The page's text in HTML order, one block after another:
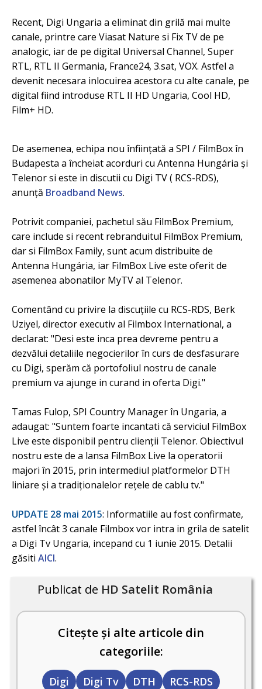
Recent, Digi Ungaria a eliminat din grilă mai multe
canale, printre care Viasat Nature si Fix TV de pe
analogic, iar de pe digital Universal Channel, Super
RTL, RTL II Germania, France24, 3.sat, VOX. Astfel a
devenit necesara inlocuirea acestora cu alte canale, pe
digital fiind introduse RTL II HD Ungaria, Cool HD,
Film+ HD.
De asemenea, echipa nou înființată a SPI / FilmBox în
Budapesta a încheiat acorduri cu Antenna Hungária și
Telenor si este in discutii cu Digi TV ( RCS-RDS),
anunță Broadband News.
Potrivit companiei, pachetul său FilmBox Premium,
care include si recent rebranduitul FilmBox Premium,
dar si FilmBox Family, sunt acum distribuite de
Antenna Hungária, iar FilmBox Live este oferit de
asemenea abonatilor MyTV al Telenor.
Comentând cu privire la discuțiile cu RCS-RDS, Berk
Uziyel, director executiv al Filmbox International, a
declarat: "Desi este inca prea devreme pentru a
dezvălui detaliile negocierilor în curs de desfasurare
cu Digi, sperăm că portofoliul nostru de canale
premium va ajunge in curand in oferta Digi."
Tamas Fulop, SPI Country Manager în Ungaria, a
adaugat: "Suntem foarte incantati că serviciul FilmBox
Live este disponibil pentru clienții Telenor. Obiectivul
nostru este de a lansa FilmBox Live la operatorii
majori în 2015, prin intermediul platformelor DTH
liniare și a tradiționalelor rețele de cablu tv."
UPDATE 28 mai 2015: Informatiile au fost confirmate,
astfel încât 3 canale Filmbox vor intra in grila de satelit
a Digi Tv Ungaria, incepand cu 1 iunie 2015. Detalii
găsiti AICI.
Publicat de HD Satelit România
Citește și alte articole din
categoriile:
Digi Digi Tv DTH
RCS-RDS